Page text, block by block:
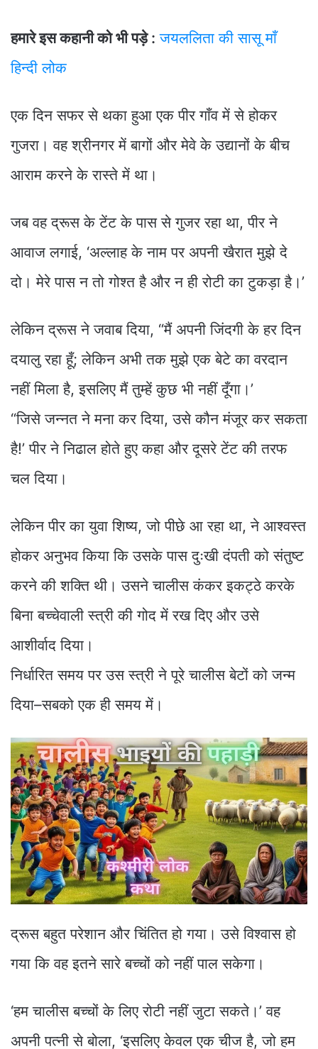
हमारे इस कहानी को भी पड़े : जयललिता की सासू माँ
हिन्दी लोक
एक दिन सफर से थका हुआ एक पीर गाँव में से होकर
गुजरा। वह श्रीनगर में बागों और मेवे के उद्यानों के बीच
आराम करने के रास्ते में था।
जब वह द्रूस के टेंट के पास से गुजर रहा था, पीर ने
आवाज लगाई, ‘अल्लाह के नाम पर अपनी खैरात मुझे दे
दो। मेरे पास न तो गोश्त है और न ही रोटी का टुकड़ा है।’
लेकिन द्रूस ने जवाब दिया, “मैं अपनी जिंदगी के हर दिन
दयालु रहा हूँ; लेकिन अभी तक मुझे एक बेटे का वरदान
नहीं मिला है, इसलिए मैं तुम्हें कुछ भी नहीं दूँगा।’
“जिसे जन्नत ने मना कर दिया, उसे कौन मंजूर कर सकता
है!’ पीर ने निढाल होते हुए कहा और दूसरे टेंट की तरफ
चल दिया।
लेकिन पीर का युवा शिष्य, जो पीछे आ रहा था, ने आश्वस्त
होकर अनुभव किया कि उसके पास दुःखी दंपती को संतुष्ट
करने की शक्ति थी। उसने चालीस कंकर इकट्ठे करके
बिना बच्चेवाली स्त्री की गोद में रख दिए और उसे
आशीर्वाद दिया।
निर्धारित समय पर उस स्त्री ने पूरे चालीस बेटों को जन्म
दिया–सबको एक ही समय में।
द्रूस बहुत परेशान और चिंतित हो गया। उसे विश्वास हो
गया कि वह इतने सारे बच्चों को नहीं पाल सकेगा।
‘हम चालीस बच्चों के लिए रोटी नहीं जुटा सकते।’ वह
अपनी पत्नी से बोला, ‘इसलिए केवल एक चीज है, जो हम